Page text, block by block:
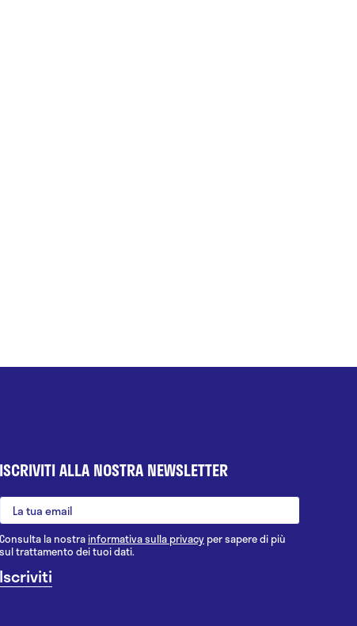
ISCRIVITI ALLA NOSTRA NEWSLETTER
Consulta la nostrainformativa sulla privacy per sapere di più
sul trattamento dei tuoi dati.